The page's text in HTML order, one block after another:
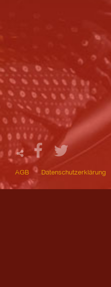
AGB Datenschutzerklärung